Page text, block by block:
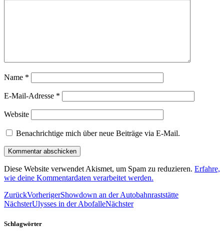
Name *
E-Mail-Adresse *
Website
Benachrichtige mich über neue Beiträge via E-Mail.
Diese Website verwendet Akismet, um Spam zu reduzieren. Erfahre,
wie deine Kommentardaten verarbeitet werden.
ZurückVorherigerShowdown an der Autobahnraststätte
NächsterUlysses in der AbofalleNächster
Schlagwörter